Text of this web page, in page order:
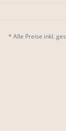
* Alle Preise inkl.